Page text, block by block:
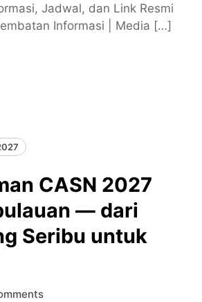
Jadwal, dan Link Resmi
Informasi | Media […]
CASN 2027
— dari
Seribu untuk